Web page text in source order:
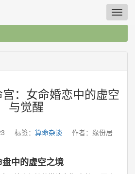
：女命婚恋中的虚空
与觉醒
标签： 算命杂谈 作者：缘份居
中的虚空之境